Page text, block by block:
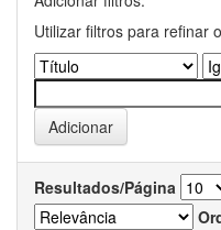
Utilizar filtros para refinar
Resultados/Página